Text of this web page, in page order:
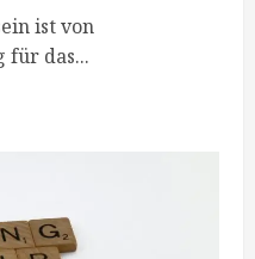
ist von
für das...